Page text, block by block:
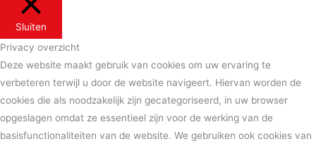
Sluiten
Privacy overzicht
Deze website maakt gebruik van cookies om uw ervaring te
verbeteren terwijl u door de website navigeert. Hiervan worden de
cookies die als noodzakelijk zijn gecategoriseerd, in uw browser
opgeslagen omdat ze essentieel zijn voor de werking van de
basisfunctionaliteiten van de website. We gebruiken ook cookies van